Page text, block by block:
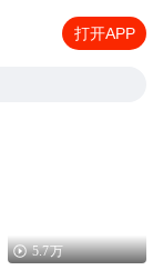
打开APP
5.7万